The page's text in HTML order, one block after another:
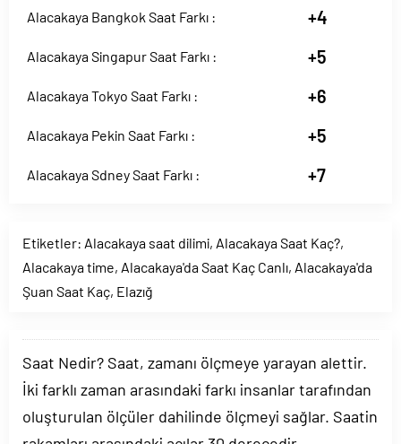
Alacakaya Bangkok Saat Farkı : +4
Alacakaya Singapur Saat Farkı : +5
Alacakaya Tokyo Saat Farkı : +6
Alacakaya Pekin Saat Farkı : +5
Alacakaya Sdney Saat Farkı : +7
Etiketler: Alacakaya saat dilimi, Alacakaya Saat Kaç?,
Alacakaya time, Alacakaya'da Saat Kaç Canlı, Alacakaya'da
Şuan Saat Kaç, Elazığ
Saat Nedir? Saat, zamanı ölçmeye yarayan alettir.
İki farklı zaman arasındaki farkı insanlar tarafından
oluşturulan ölçüler dahilinde ölçmeyi sağlar. Saatin